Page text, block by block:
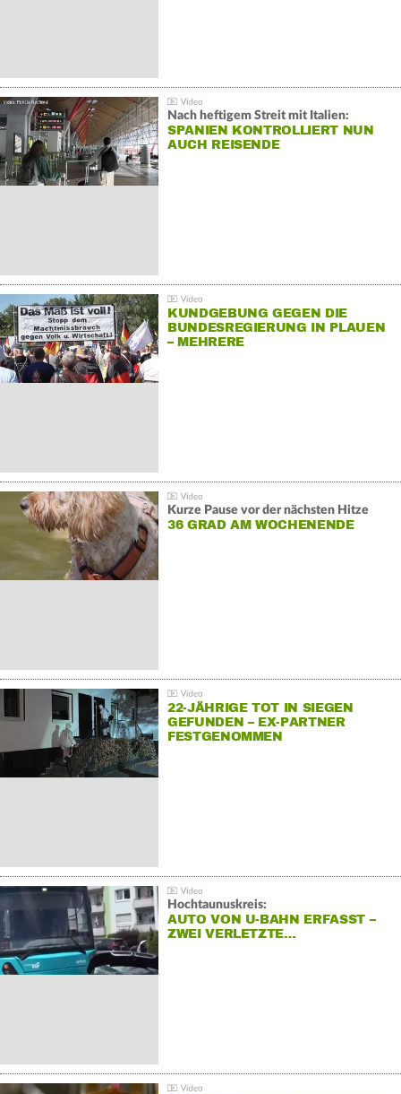
Nach heftigem Streit mit Italien:
SPANIEN KONTROLLIERT NUN
AUCH REISENDE
KUNDGEBUNG GEGEN DIE
BUNDESREGIERUNG IN PLAUEN
– MEHRERE
Kurze Pause vor der nächsten Hitze
36 GRAD AM WOCHENENDE
22-JÄHRIGE TOT IN SIEGEN
GEFUNDEN – EX-PARTNER
FESTGENOMMEN
Hochtaunuskreis:
AUTO VON U-BAHN ERFASST –
ZWEI VERLETZTE…